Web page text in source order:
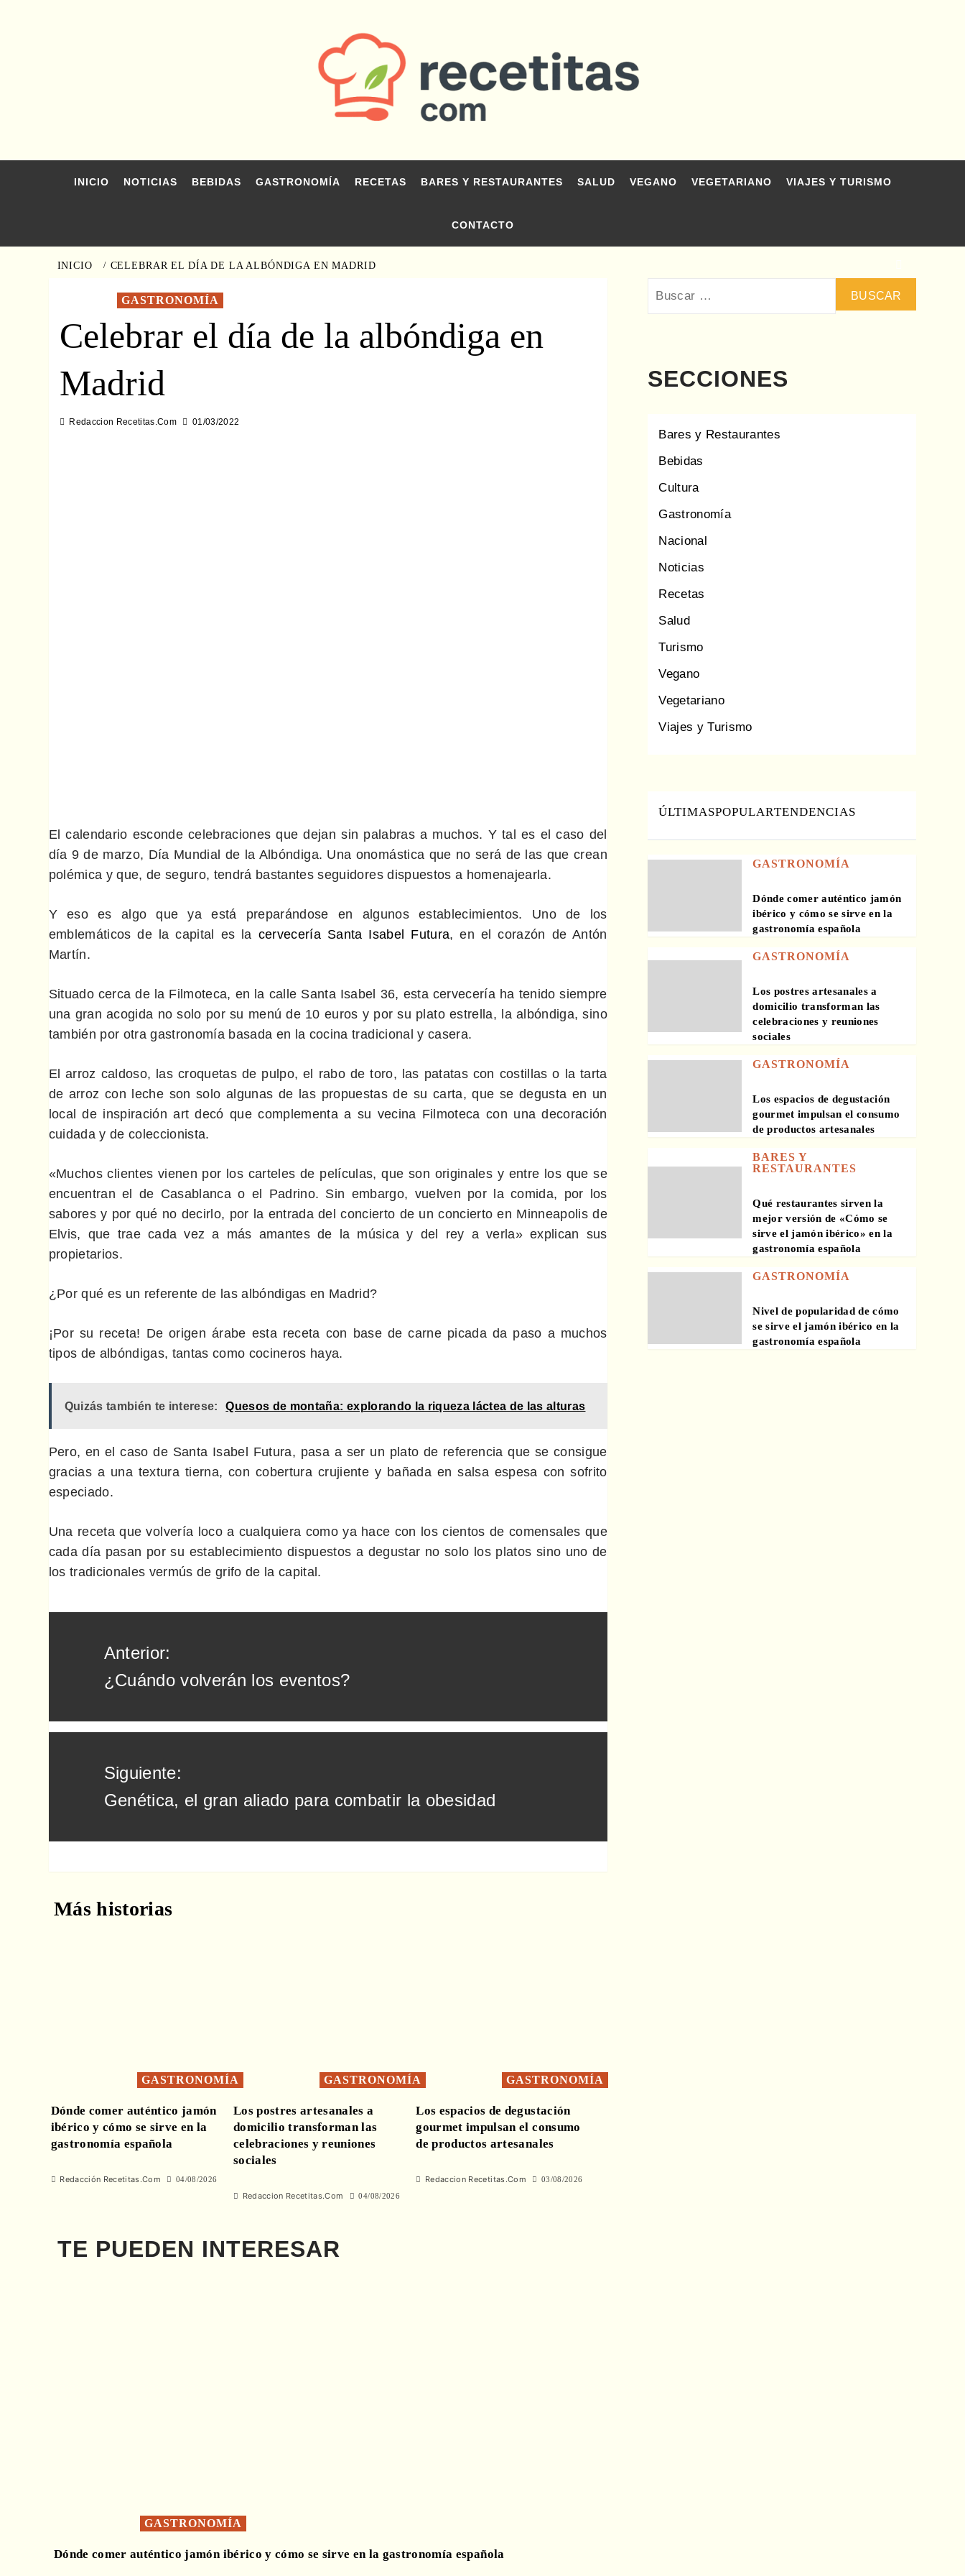
INICIO NOTICIAS BEBIDAS GASTRONOMÍA RECETAS BARES Y RESTAURANTES SALUD VEGANO VEGETARIANO VIAJES Y TURISMO
CONTACTO
INICIO CELEBRAR EL DÍA DE LA ALBÓNDIGA EN MADRID
GASTRONOMÍA
Celebrar el día de la albóndiga en
Madrid
Redaccion Recetitas.Com 01/03/2022
El calendario esconde celebraciones que dejan sin palabras a muchos. Y tal es el caso del
día 9 de marzo, Día Mundial de la Albóndiga. Una onomástica que no será de las que crean
polémica y que, de seguro, tendrá bastantes seguidores dispuestos a homenajearla.
Y eso es algo que ya está preparándose en algunos establecimientos. Uno de los
emblemáticos de la capital es la cervecería Santa Isabel Futura, en el corazón de Antón
Martín.
Situado cerca de la Filmoteca, en la calle Santa Isabel 36, esta cervecería ha tenido siempre
una gran acogida no solo por su menú de 10 euros y por su plato estrella, la albóndiga, sino
también por otra gastronomía basada en la cocina tradicional y casera.
El arroz caldoso, las croquetas de pulpo, el rabo de toro, las patatas con costillas o la tarta
de arroz con leche son solo algunas de las propuestas de su carta, que se degusta en un
local de inspiración art decó que complementa a su vecina Filmoteca con una decoración
cuidada y de coleccionista.
«Muchos clientes vienen por los carteles de películas, que son originales y entre los que se
encuentran el de Casablanca o el Padrino. Sin embargo, vuelven por la comida, por los
sabores y por qué no decirlo, por la entrada del concierto de un concierto en Minneapolis de
Elvis, que trae cada vez a más amantes de la música y del rey a verla» explican sus
propietarios.
¿Por qué es un referente de las albóndigas en Madrid?
¡Por su receta! De origen árabe esta receta con base de carne picada da paso a muchos
tipos de albóndigas, tantas como cocineros haya.
Quizás también te interese: Quesos de montaña: explorando la riqueza láctea de las alturas
Pero, en el caso de Santa Isabel Futura, pasa a ser un plato de referencia que se consigue
gracias a una textura tierna, con cobertura crujiente y bañada en salsa espesa con sofrito
especiado.
Una receta que volvería loco a cualquiera como ya hace con los cientos de comensales que
cada día pasan por su establecimiento dispuestos a degustar no solo los platos sino uno de
los tradicionales vermús de grifo de la capital.
entradas
Anterior:
¿Cuándo volverán los eventos?
Siguiente:
Genética, el gran aliado para combatir la obesidad
Más historias
GASTRONOMÍA
Dónde comer auténtico jamón
ibérico y cómo se sirve en la
gastronomía española
Redacción Recetitas.Com 04/08/2026
GASTRONOMÍA
Los postres artesanales a
domicilio transforman las
celebraciones y reuniones
sociales
Redaccion Recetitas.Com 04/08/2026
GASTRONOMÍA
Los espacios de degustación
gourmet impulsan el consumo
de productos artesanales
Redaccion Recetitas.Com 03/08/2026
SECCIONES
Bares y Restaurantes
Bebidas
Cultura
Gastronomía
Nacional
Noticias
Recetas
Salud
Turismo
Vegano
Vegetariano
Viajes y Turismo
ÚLTIMASPOPULARTENDENCIAS
GASTRONOMÍA
Dónde comer auténtico jamón
ibérico y cómo se sirve en la
gastronomía española
GASTRONOMÍA
Los postres artesanales a
domicilio transforman las
celebraciones y reuniones
sociales
GASTRONOMÍA
Los espacios de degustación
gourmet impulsan el consumo
de productos artesanales
BARES Y
RESTAURANTES
Qué restaurantes sirven la
mejor versión de «Cómo se
sirve el jamón ibérico» en la
gastronomía española
GASTRONOMÍA
Nivel de popularidad de cómo
se sirve el jamón ibérico en la
gastronomía española
TE PUEDEN INTERESAR
GASTRONOMÍA
Dónde comer auténtico jamón ibérico y cómo se sirve en la gastronomía española